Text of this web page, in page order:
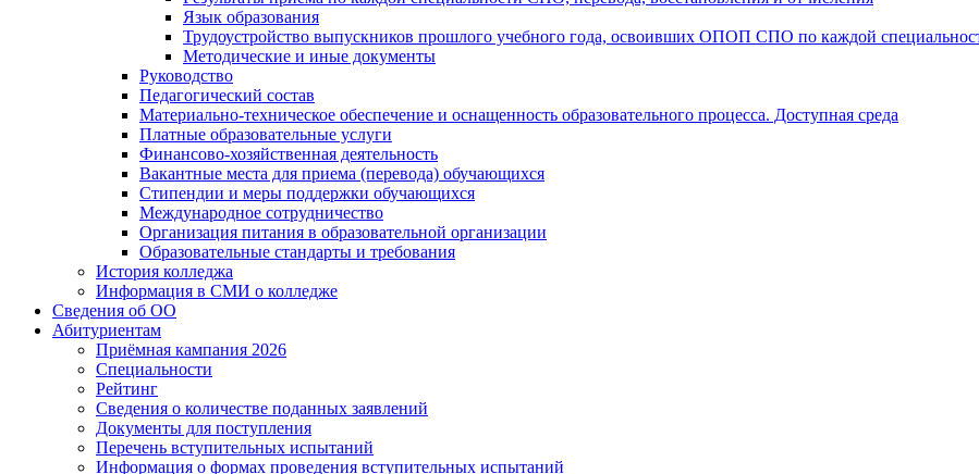
Язык образования
Трудоустройство выпускников прошлого учебного года, освоивших ОПОП СПО по каждой
Методические и иные документы
Руководство
Педагогический состав
Материально-техническое обеспечение и оснащенность образовательного процесса. Доступная среда
Платные образовательные услуги
Финансово-хозяйственная деятельность
Вакантные места для приема (перевода) обучающихся
Стипендии и меры поддержки обучающихся
Международное сотрудничество
Организация питания в образовательной организации
Образовательные стандарты и требования
История колледжа
Информация в СМИ о колледже
Сведения об ОО
Абитуриентам
Приёмная кампания 2026
Специальности
Рейтинг
Сведения о количестве поданных заявлений
Документы для поступления
Перечень вступительных испытаний
Информация о формах проведения вступительных испытаний